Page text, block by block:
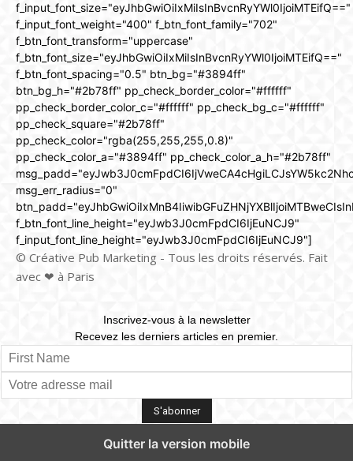
f_input_font_size="eyJhbGwiOiIxMiIsInBvcnRyYWl0IjoiMTEifQ=="
f_input_font_weight="400" f_btn_font_family="702"
f_btn_font_transform="uppercase"
f_btn_font_size="eyJhbGwiOiIxMiIsInBvcnRyYWl0IjoiMTEifQ=="
f_btn_font_spacing="0.5" btn_bg="#3894ff"
btn_bg_h="#2b78ff" pp_check_border_color="#ffffff"
pp_check_border_color_c="#ffffff" pp_check_bg_c="#ffffff"
pp_check_square="#2b78ff"
pp_check_color="rgba(255,255,255,0.8)"
pp_check_color_a="#3894ff" pp_check_color_a_h="#2b78ff"
msg_err_radius="0"
f_btn_font_line_height="eyJwb3J0cmFpdCI6IjEuNCJ9"
f_input_font_line_height="eyJwb3J0cmFpdCI6IjEuNCJ9"]
© Créative Pub Marketing - Tous les droits réservés. Fait
avec ❤ à Paris
Inscrivez-vous à la newsletter
Recevez les derniers articles en premier.
Quitter la version mobile